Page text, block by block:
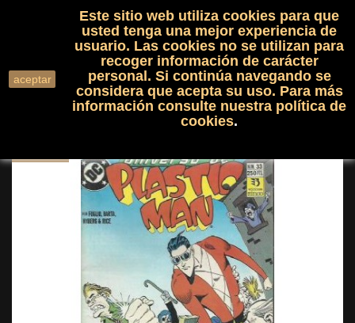
shopping_cart(0)

search
aceptar
Este sitio web utiliza cookies para que
usted tenga una mejor experiencia de
usuario. Las cookies no se utilizan para
recoger información de carácter
personal. Si continúa navegando se
considera que acepta su uso. Para más
información consulte nuestra política de
cookies.